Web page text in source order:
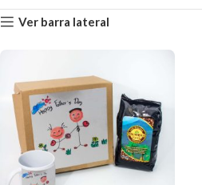
Ver barra lateral